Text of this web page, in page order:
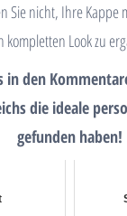
Sie nicht, Ihre Kappe
kompletten Look zu
in den
die ideale
gefunden haben!